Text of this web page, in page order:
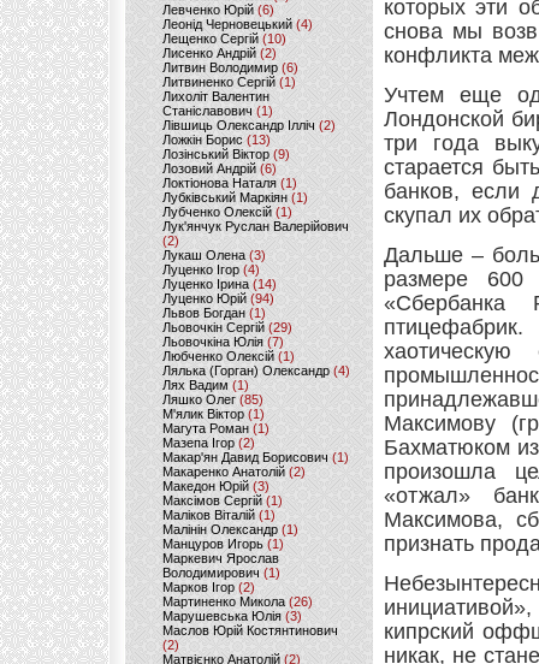
Левченко Юрій (6)
Леонід Черновецький (4)
Лещенко Сергій (10)
Лисенко Андрій (2)
Литвин Володимир (6)
Литвиненко Сергій (1)
Лихоліт Валентин
Станіславович (1)
Лівшиць Олександр Ілліч (2)
Ложкін Борис(13)
Лозінський Віктор(9)
Лозовий Андрій (6)
Локтіонова Наталя (1)
Лубківський Маркіян(1)
Лубченко Олексій (1)
Лук'янчук Руслан Валерійович
(2)
Лукаш Олена (3)
Луценко Ігор (4)
Луценко Ірина (14)
Луценко Юрій (94)
Львов Богдан (1)
Льовочкін Сергій (29)
Льовочкіна Юлія(7)
Любченко Олексій(1)
Лялька (Горган) Олександр(4)
Лях Вадим (1)
Ляшко Олег (85)
М'ялик Віктор(1)
Магута Роман(1)
Мазепа Ігор (2)
Макар'ян Давид Борисович(1)
Макаренко Анатолій (2)
Македон Юрій(3)
Максімов Сергій (1)
Маліков Віталій (1)
Малінін Олександр (1)
Манцуров Игорь (1)
Маркевич Ярослав
Володимирович (1)
Марков Ігор (2)
Мартиненко Микола (26)
Марушевська Юлія (3)
Маслов Юрій Костянтинович
(2)
Матвієнко Анатолій (2)
которых эти
снова мы
конфликта
Учтем еще
Лондонской
три года
старается
банков, если
скупал их
Дальше –
размере
«Сбербанка
Максимову
Бахматюком
произошла
«отжал»
Максимова,
признать
кипрский
никак, не